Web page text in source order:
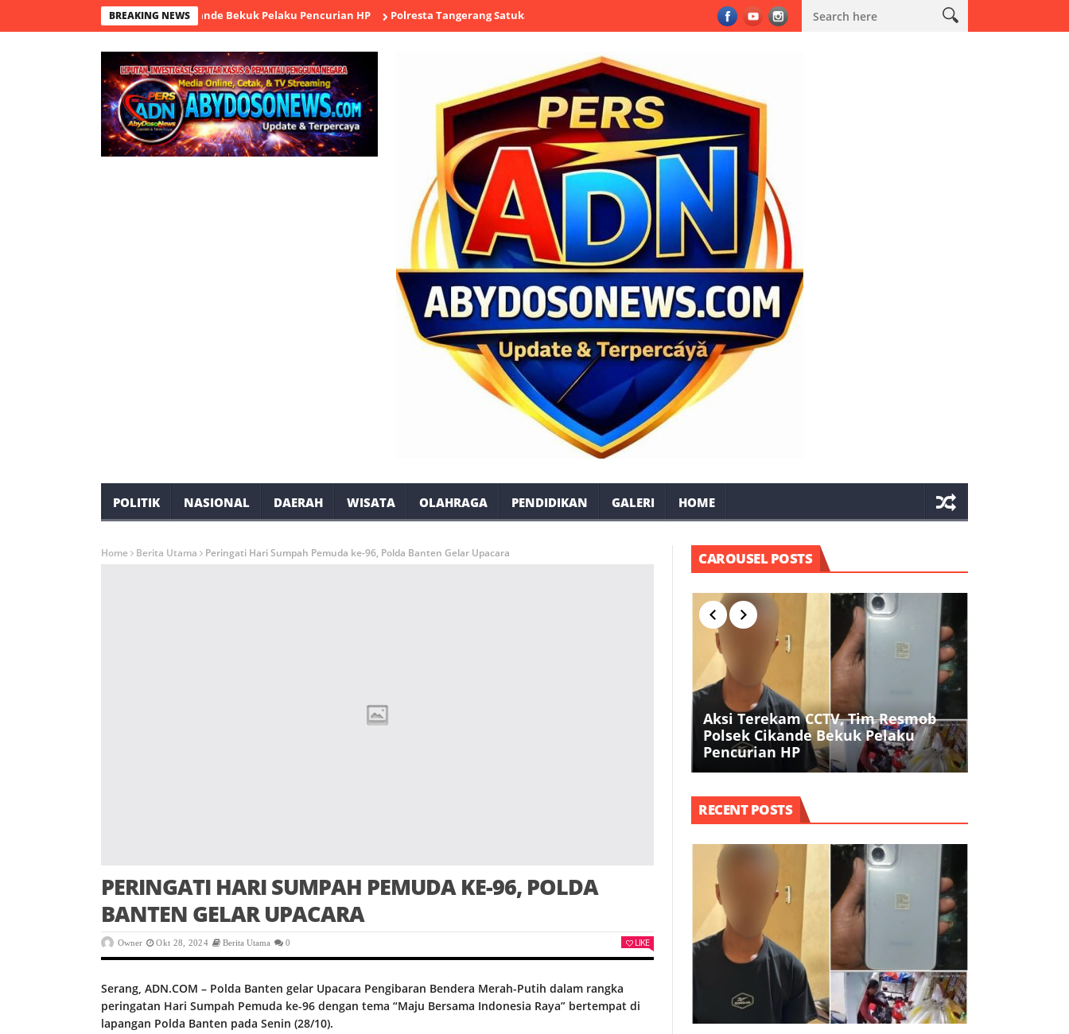
BREAKING NEWS
Tim Resmob Polsek Cikande Bekuk Pelaku Pencurian HP Polresta Tangerang Satukan Buruh, Ojol, TNI hingga Tokoh Agama dalam Sabuk Kamtibmas Kodim 0603/Lebak Salurkan Bantuan Air
POLITIK NASIONAL DAERAH WISATA OLAHRAGA PENDIDIKAN GALERI HOME
Home Berita Utama Peringati Hari Sumpah Pemuda ke-96, Polda Banten Gelar Upacara
PERINGATI HARI SUMPAH PEMUDA KE-96, POLDA
BANTEN GELAR UPACARA
Owner Okt 28, 2024 Berita Utama 0 LIKE
Serang, ADN.COM – Polda Banten gelar Upacara Pengibaran Bendera Merah-Putih dalam rangka
peringatan Hari Sumpah Pemuda ke-96 dengan tema “Maju Bersama Indonesia Raya” bertempat di
lapangan Polda Banten pada Senin (28/10).
CAROUSEL POSTS
Aksi Terekam CCTV, Tim Resmob
Polsek Cikande Bekuk Pelaku
Pencurian HP
RECENT POSTS